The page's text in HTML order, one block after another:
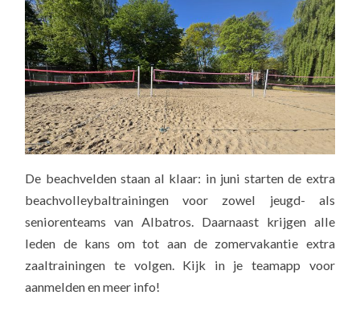
De beachvelden staan al klaar: in juni starten de extra
beachvolleybaltrainingen voor zowel jeugd- als
seniorenteams van Albatros. Daarnaast krijgen alle
leden de kans om tot aan de zomervakantie extra
zaaltrainingen te volgen. Kijk in je teamapp voor
aanmelden en meer info!